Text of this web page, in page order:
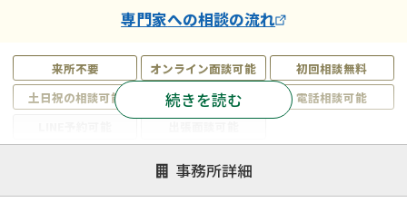
来所不要 オンライン面談可能
初回相談無料
土日祝の相談可能
19時以降電話可能
電話相談可能
遺言書作成・遺言執行
相続放棄
相続登記
続きを読む
専門家への相談の流れ
事務所詳細